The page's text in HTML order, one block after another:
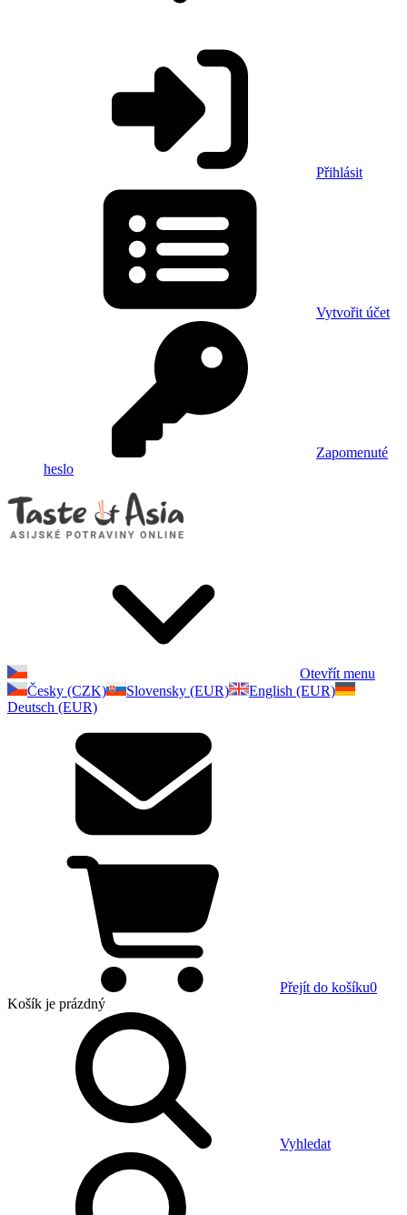
Přihlásit
Vytvořit účet
Zapomenuté
heslo
Otevřít menu
Česky (CZK)
Slovensky (EUR)
English (EUR)
Deutsch (EUR)
Přejít do košíku0
Košík je prázdný
Vyhledat